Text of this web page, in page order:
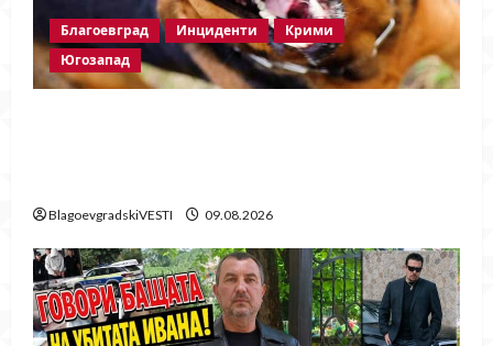
Благоевград Инциденти
Крими
Югозапад
BlagoevgradskiVESTI 09.08.2026